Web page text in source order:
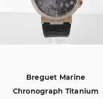
Breguet Marine
Chronograph Titanium